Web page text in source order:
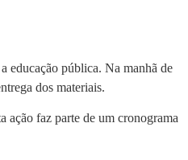
educação pública. Na manhã de
dos materiais.
ação faz parte de um cronograma